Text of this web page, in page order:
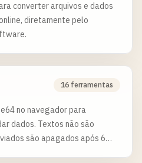
converter arquivos e dados
diretamente pelo
16 ferramentas
no navegador para
dados. Textos não são
são apagados após 6